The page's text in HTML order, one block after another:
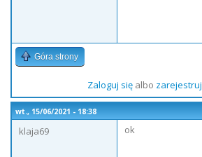
Góra strony
Zaloguj sięalbo zarejestruj
wt., 15/06/2021 - 18:38
klaja69
ok